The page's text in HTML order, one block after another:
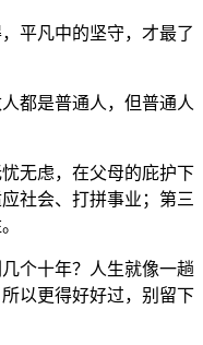
平凡中的坚守，才最了
都是普通人，但普通人
无虑，在父母的庇护下
社会、打拼事业；第三
个十年？人生就像一趟
以更得好好过，别留下